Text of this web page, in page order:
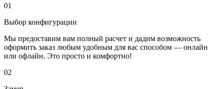
01
Выбор конфигурации
Мы предоставим вам полный расчет и дадим возможность
оформить заказ любым удобным для вас способом — онлайн
или офлайн. Это просто и комфортно!
02